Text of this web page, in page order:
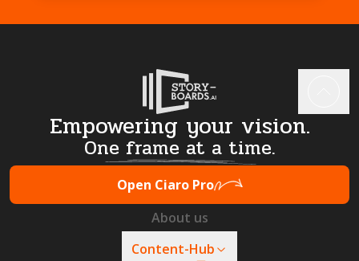
Empowering your vision.
One frame at a time.
Open Ciaro Pro
About us
Content-Hub